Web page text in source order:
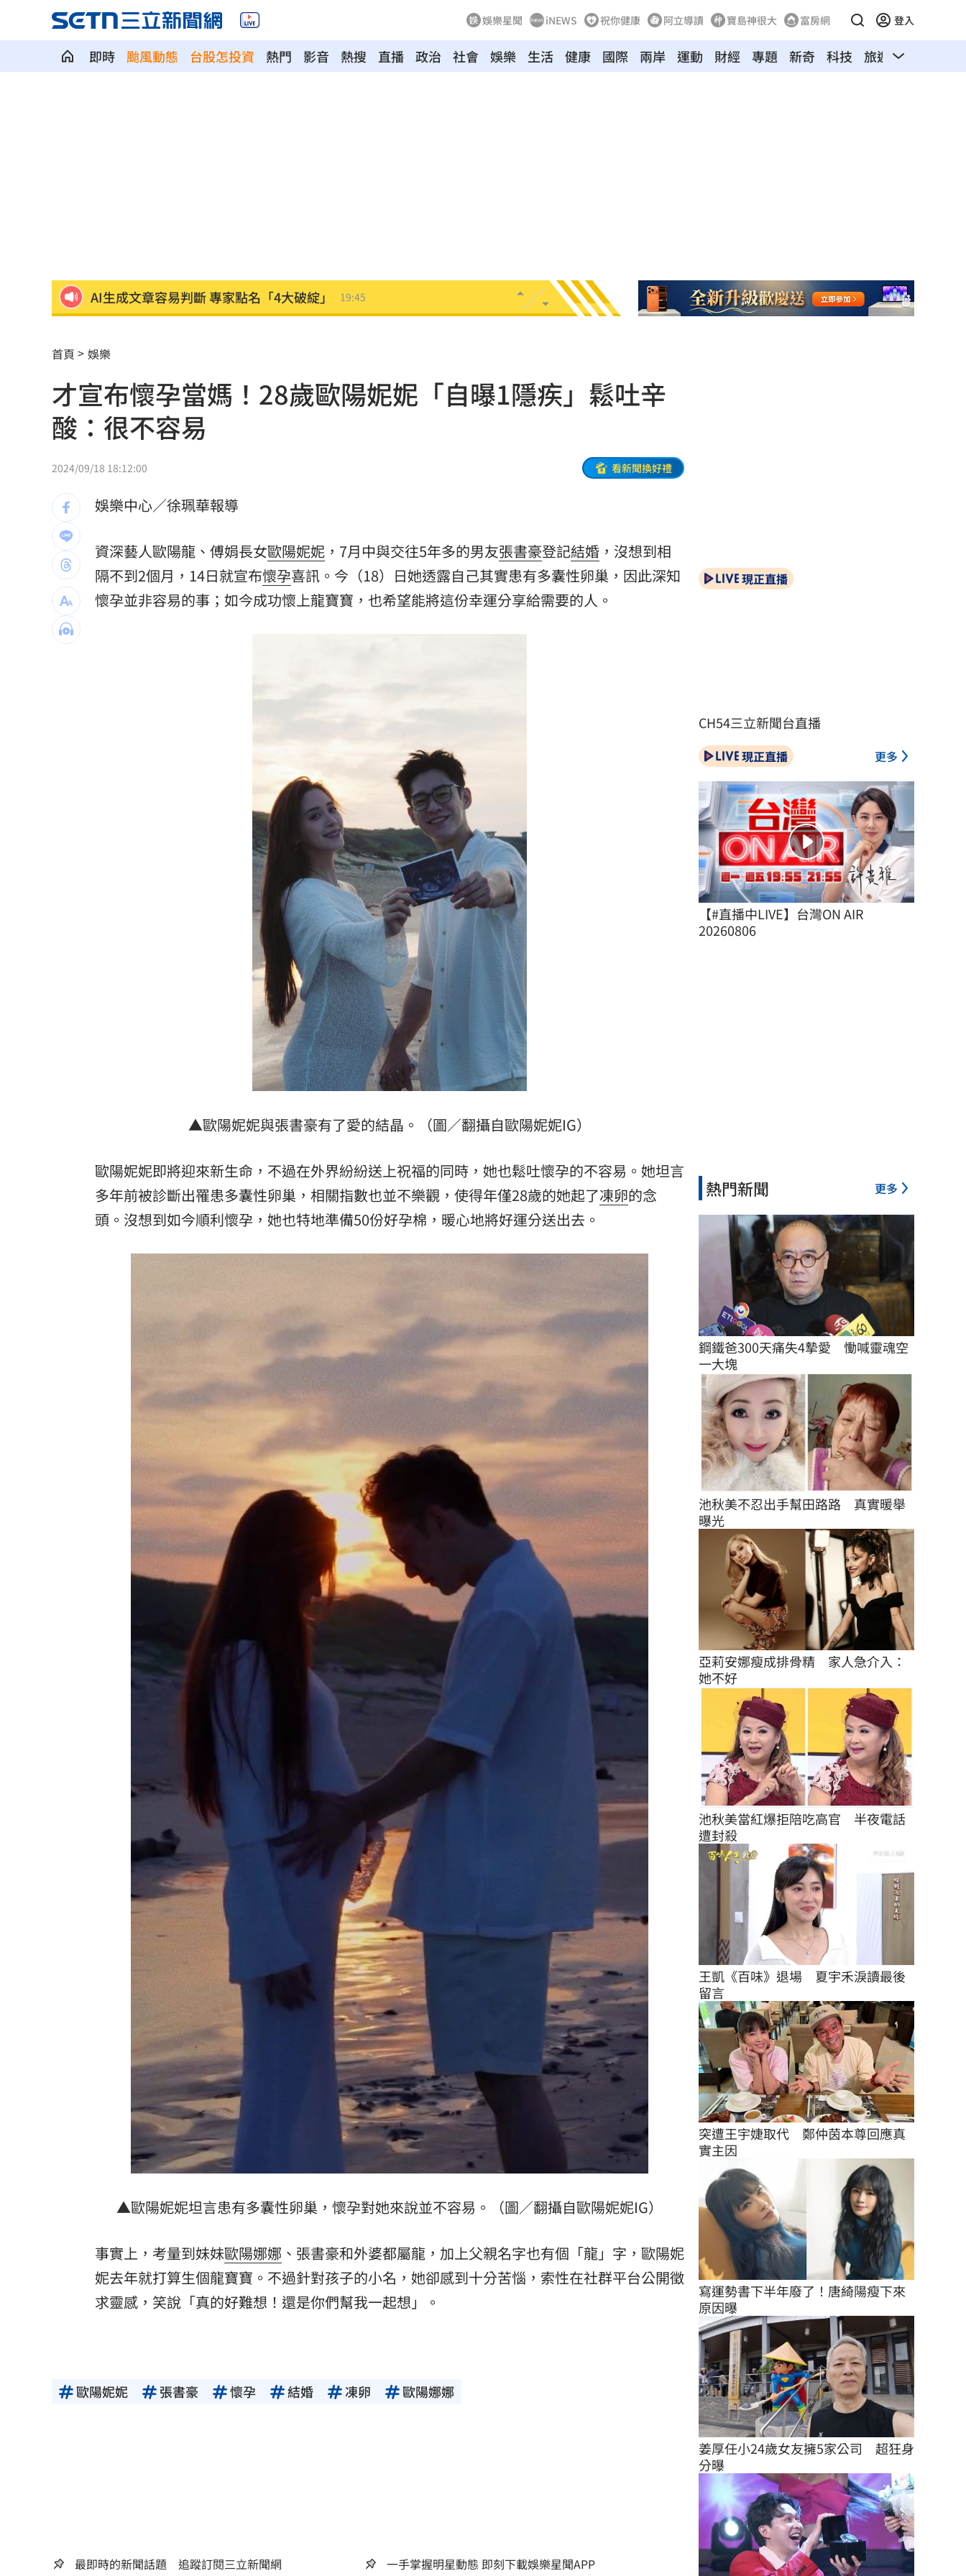
娛樂星聞 iNEWS 祝你健康 阿立導讀 寶島神很大 富房網 登入
即時 颱風動態 台股怎投資 熱門 影音 熱搜 直播 政治 社會 娛樂 生活 健康 國際 兩岸 運動 財經 專題 新奇 科技 旅遊 汽車
熊本地震 林佳龍向日方遞交500萬賑災款 19:35
白海豚衝擊台日飛航 星宇宣布10班機異動
7月CPI年增2.54% 連3月突破通膨警戒線 19:25
金鐘星光主持陣容曝 夏和熙木木續扛紅毯
白海豚颱風逼近日本！逾470航班停飛
好友離世成創作契機 樂團主唱吐黑色幽默
華邦電Q2獲利創高！上半年EPS達7.65元 19:10
割頸案受害家屬揭這真相！指加害者無誠意 19:08
18:00
理想混蛋號召粉絲跨海追星吃美食！ 18:15
首頁 娛樂
才宣布懷孕當媽！28歲歐陽妮妮「自曝1隱疾」鬆吐辛
酸：很不容易
2024/09/18 18:12:00 看新聞換好禮
娛樂中心／徐珮華報導
資深藝人歐陽龍、傅娟長女歐陽妮妮 ，7月中與交往5年多的男友張書豪登記結婚 ，沒想到相
隔不到2個月，14日就宣布懷孕喜訊。今（18）日她透露自己其實患有多囊性卵巢，因此深知
懷孕並非容易的事；如今成功懷上龍寶寶，也希望能將這份幸運分享給需要的人。
▲歐陽妮妮與張書豪有了愛的結晶。（圖／翻攝自歐陽妮妮IG）
歐陽妮妮即將迎來新生命，不過在外界紛紛送上祝福的同時，她也鬆吐懷孕的不容易。她坦言
多年前被診斷出罹患多囊性卵巢，相關指數也並不樂觀，使得年僅28歲的她起了凍卵的念
頭。沒想到如今順利懷孕，她也特地準備50份好孕棉，暖心地將好運分送出去。
▲歐陽妮妮坦言患有多囊性卵巢，懷孕對她來說並不容易。（圖／翻攝自歐陽妮妮IG）
事實上，考量到妹妹歐陽娜娜 、張書豪和外婆都屬龍，加上父親名字也有個「龍」字，歐陽妮
妮去年就打算生個龍寶寶。不過針對孩子的小名，她卻感到十分苦惱，索性在社群平台公開徵
求靈感，笑說「真的好難想！還是你們幫我一起想」。
歐陽妮妮 張書豪 懷孕 結婚 凍卵 歐陽娜娜
最即時的新聞話題 追蹤訂閱三立新聞網
一手掌握明星動態 即刻下載娛樂星聞APP
現正直播
CH54三立新聞台直播
現正直播 更多
【#直播中LIVE】台灣ON AIR
20260806
熱門新聞 更多
鋼鐵爸300天痛失4摯愛　慟喊靈魂空
一大塊
池秋美不忍出手幫田路路　真實暖舉
曝光
亞莉安娜瘦成排骨精　家人急介入：
她不好
池秋美當紅爆拒陪吃高官　半夜電話
遭封殺
王凱《百味》退場　夏宇禾淚讀最後
留言
突遭王宇婕取代　鄭仲茵本尊回應真
實主因
寫運勢書下半年廢了！唐綺陽瘦下來
原因曝
姜厚任小24歲女友擁5家公司　超狂身
分曝